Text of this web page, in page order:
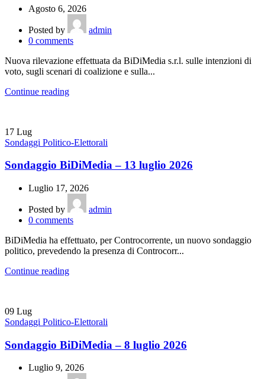
Agosto 6, 2026
Posted by
admin
0 comments
Nuova rilevazione effettuata da BiDiMedia s.r.l. sulle intenzioni di
voto, sugli scenari di coalizione e sulla...
Continue reading
17 Lug
Sondaggi Politico-Elettorali
Sondaggio BiDiMedia – 13 luglio 2026
Luglio 17, 2026
Posted by
admin
0 comments
BiDiMedia ha effettuato, per Controcorrente, un nuovo sondaggio
politico, prevedendo la presenza di Controcorr...
Continue reading
09 Lug
Sondaggi Politico-Elettorali
Sondaggio BiDiMedia – 8 luglio 2026
Luglio 9, 2026